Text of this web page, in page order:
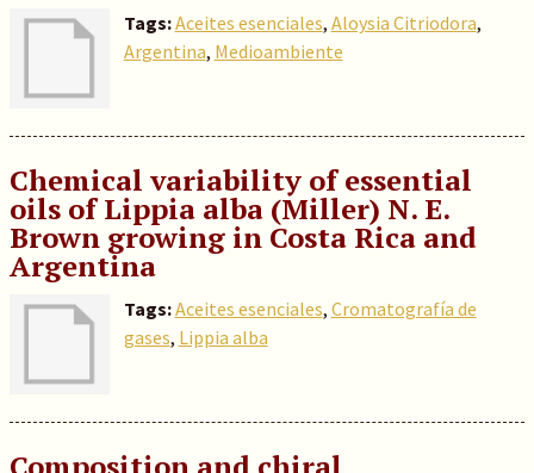
Tags:Aceites esenciales, Aloysia Citriodora,
Argentina, Medioambiente
Chemical variability of essential
oils of Lippia alba (Miller) N. E.
Brown growing in Costa Rica and
Argentina
Tags:Aceites esenciales, Cromatografía de
gases, Lippia alba